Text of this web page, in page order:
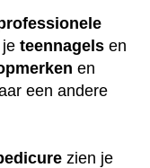
je teennagels en
en
een andere
zien je